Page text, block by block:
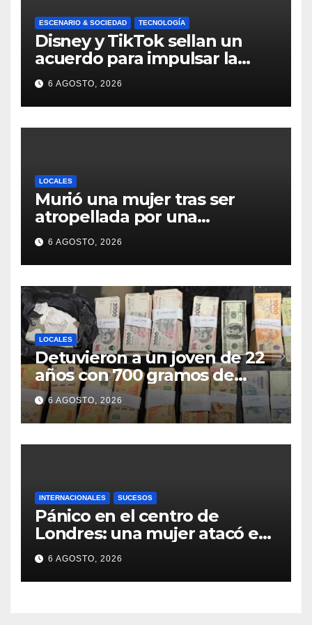
ESCENARIO & SOCIEDAD TECNOLOGÍA
Disney y TikTok sellan un
acuerdo para impulsar la
creación de contenido oficial
en formato vertical
6 AGOSTO, 2026
LOCALES
Murió una mujer tras ser
atropellada por una
motocicleta en Nelson
6 AGOSTO, 2026
LOCALES
Detuvieron a un joven de 22
años con 700 gramos de
cocaína
6 AGOSTO, 2026
INTERNACIONALES SUCESOS
Pánico en el centro de
Londres: una mujer atacó e
hirió con unas tijeras a cuatro
hombres
6 AGOSTO, 2026